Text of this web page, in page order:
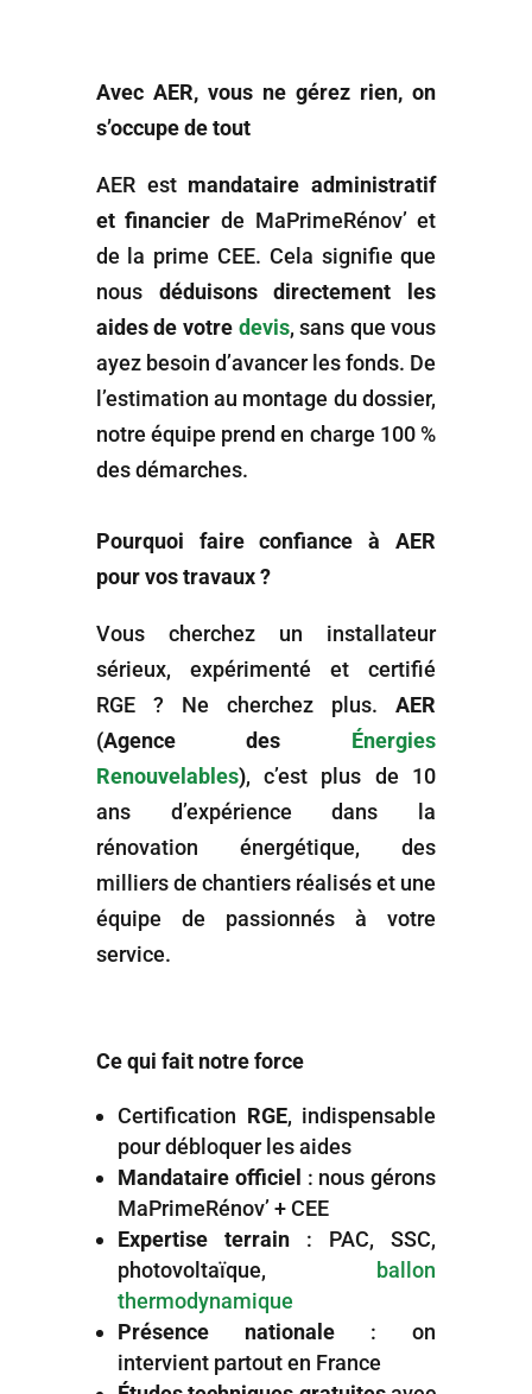
Avec AER, vous ne gérez rien, on
s’occupe de tout
AER est mandataire administratif
et financier de MaPrimeRénov’ et
de la prime CEE. Cela signifie que
nous déduisons directement les
aides de votre devis, sans que vous
ayez besoin d’avancer les fonds. De
l’estimation au montage du dossier,
notre équipe prend en charge 100 %
des démarches.
Pourquoi faire confiance à AER
pour vos travaux ?
Vous cherchez un installateur
sérieux, expérimenté et certifié
RGE ? Ne cherchez plus.AER
(Agence des Énergies
Renouvelables), c’est plus de 10
ans d’expérience dans la
rénovation énergétique, des
milliers de chantiers réalisés et une
équipe de passionnés à votre
service.
Ce qui fait notre force
Certification RGE, indispensable
pour débloquer les aides
Mandataire officiel : nous gérons
MaPrimeRénov’ + CEE
Expertise terrain: PAC, SSC,
photovoltaïque,
ballon
thermodynamique
Présence nationale: on
intervient partout en France